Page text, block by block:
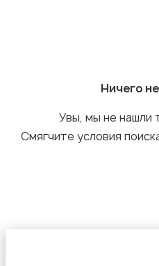
Ничего
Увы, мы не нашли
Смягчите условия